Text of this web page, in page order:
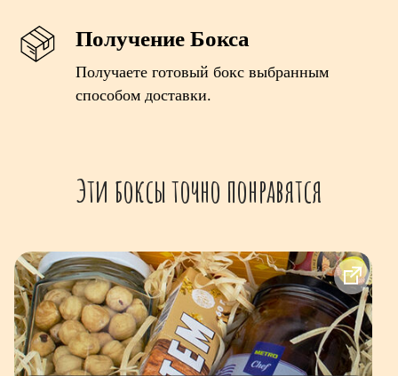
Получение Бокса
Получаете готовый бокс выбранным
способом доставки.
Эти боксы точно понравятся